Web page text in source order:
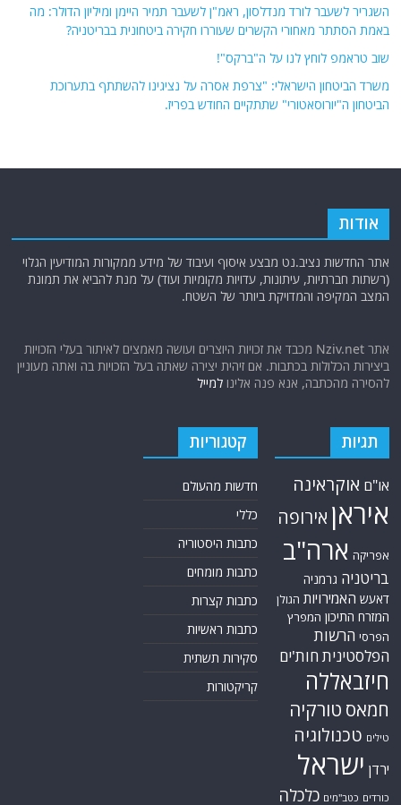
השגריר לשעבר לורד מנדלסון, ראמ"ן לשעבר תמיר היימן ומיליון הדולר: מה
באמת הסתתר מאחורי הקשרים שעוררו חקירה ביטחונית בבריטניה?
שוב טראמפ לוחץ לנו על ה"ברקס"!
משרד הביטחון הישראלי: "צרפת אסרה על נציגינו להשתתף בתערוכת
הביטחון ה"יורוסאטורי" שתתקיים החודש בפריז.
אודות
אתר החדשות נציב.נט מבצע איסוף ועיבוד של מידע ממקורות המודיעין הגלוי
(רשתות חברתיות, עיתונות, עדויות מקומיות ועוד) על מנת להביא את תמונת
המצב המקיפה והמדויקת ביותר של השטח.
אתר Nziv.net מכבד את זכויות היוצרים ועושה מאמצים לאיתור בעלי הזכויות
ביצירות הכלולות בכתבות. אם זיהית יצירה שאתה בעל הזכויות בה ואתה מעוניין
להסירה מהכתבה, אנא פנה אלינולמייל
תגיות
או"ם אוקראינה
איראן אירופה
אפריקה ארה"ב
בריטניה גרמניה
דאעש האמירויות הגולן
המזרח התיכון המפרץ
הפרסי הרשות
הפלסטיניתחות'ים
חיזבאללה
חמאס טורקיה
טילים טכנולוגיה
ירדן ישראל
כורדים כטב"מים כלכלה
קטגוריות
חדשות מהעולם
כללי
כתבות היסטוריה
כתבות מומחים
כתבות קצרות
כתבות ראשיות
סקירות תשתית
קריקטורות